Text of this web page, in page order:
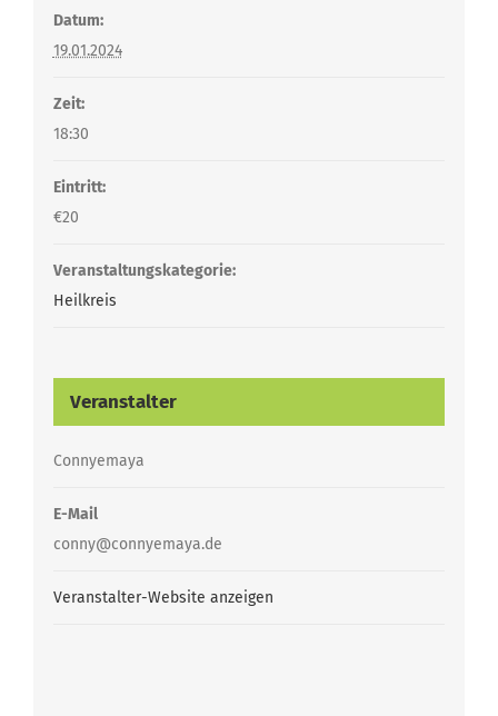
Datum:
19.01.2024
Zeit:
18:30
Eintritt:
€20
Veranstaltungskategorie:
Heilkreis
Veranstalter
Connyemaya
E-Mail
conny@connyemaya.de
Veranstalter-Website anzeigen